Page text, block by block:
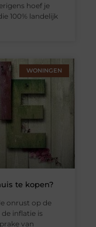
hoef je
100% landelijk
WONINGEN
te kopen?
onrust op de
inflatie is
van